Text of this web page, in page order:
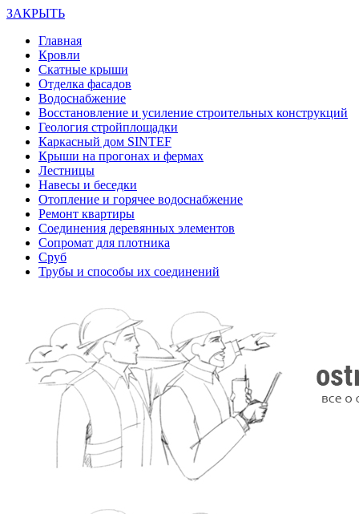
ЗАКРЫТЬ
Главная
Кровли
Скатные крыши
Отделка фасадов
Водоснабжение
Восстановление и усиление строительных конструкций
Геология стройплощадки
Каркасный дом SINTEF
Крыши на прогонах и фермах
Лестницы
Навесы и беседки
Отопление и горячее водоснабжение
Ремонт квартиры
Соединения деревянных элементов
Сопромат для плотника
Сруб
Трубы и способы их соединений